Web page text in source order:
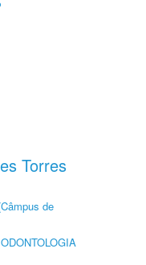
Torres
de